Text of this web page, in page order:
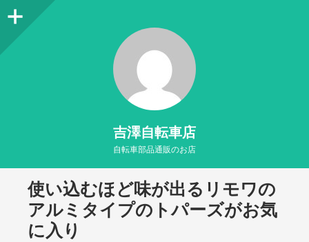
吉澤自転車店
自転車部品通販のお店
使い込むほど味が出るリモワの
アルミタイプのトパーズがお気
に入り